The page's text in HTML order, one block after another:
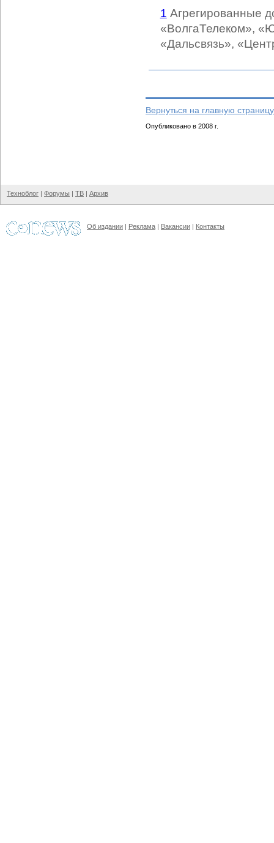
1 Агрегированные
«ВолгаТелеком»,
«Дальсвязь»,
Вернуться на главную
Опубликовано в 2008 г.
Техноблог | Форумы | ТВ | Архив
Об издании | Реклама | Вакансии | Контакты